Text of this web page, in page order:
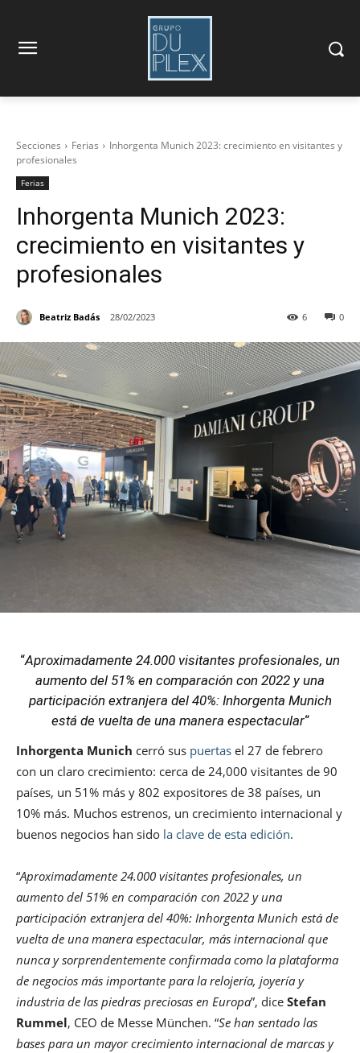
Secciones Ferias
Inhorgenta Munich 2023: crecimiento en visitantes y
profesionales
Ferias
Inhorgenta Munich 2023:
crecimiento en visitantes y
profesionales
Beatriz Badás 28/02/2023 0
6
“Aproximadamente 24.000 visitantes profesionales, un
aumento del 51% en comparación con 2022 y una
participación extranjera del 40%: Inhorgenta Munich
está de vuelta de una manera espectacular“
Inhorgenta Munich cerró sus puertas el 27 de febrero
con un claro crecimiento: cerca de 24,000 visitantes de 90
países, un 51% más y 802 expositores de 38 países, un
10% más. Muchos estrenos, un crecimiento internacional y
buenos negocios han sido la clave de esta edición.
“Aproximadamente 24.000 visitantes profesionales, un
aumento del 51% en comparación con 2022 y una
participación extranjera del 40%: Inhorgenta Munich está de
vuelta de una manera espectacular, más internacional que
nunca y sorprendentemente confirmada como la plataforma
de negocios más importante para la relojería, joyería y
industria de las piedras preciosas en Europa”, dice Stefan
Rummel, CEO de Messe München. “Se han sentado las
bases para un mayor crecimiento internacional de marcas y